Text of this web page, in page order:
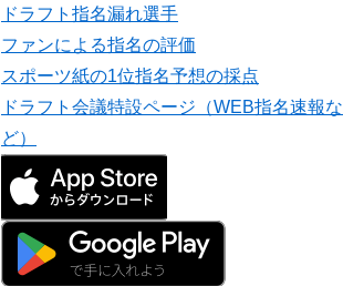
ドラフト指名漏れ選手
ファンによる指名の評価
スポーツ紙の1位指名予想の採点
ドラフト会議特設ページ（WEB指名速報な
ど）